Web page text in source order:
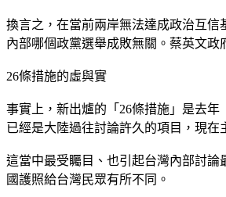
換言之，在當前兩岸無法達成政治互
內部哪個政黨選舉成敗無關。蔡英文
26條措施的虛與實
事實上，新出爐的「26條措施」是去
已經是大陸過往討論許久的項目，現在
這當中最受矚目、也引起台灣內部討
國護照給台灣民眾有所不同。